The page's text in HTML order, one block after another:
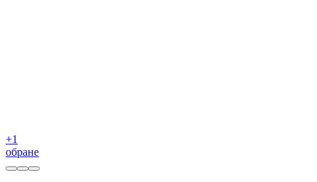
+1
обране